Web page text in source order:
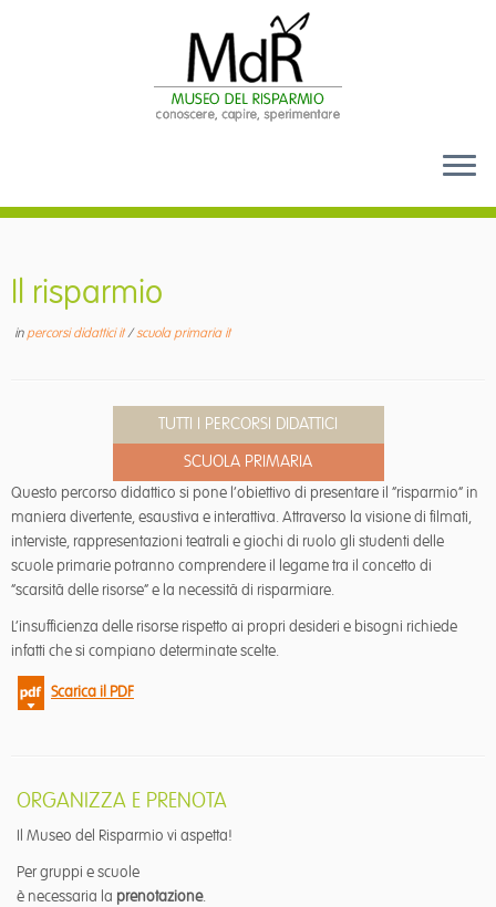
contenuto
Il risparmio
inpercorsi didattici it/scuola primaria it
TUTTI I PERCORSI DIDATTICI
SCUOLA PRIMARIA
Questo percorso didattico si pone l’obiettivo di presentare il “risparmio” in
maniera divertente, esaustiva e interattiva. Attraverso la visione di filmati,
interviste, rappresentazioni teatrali e giochi di ruolo gli studenti delle
scuole primarie potranno comprendere il legame tra il concetto di
“scarsità delle risorse” e la necessità di risparmiare.
L’insufficienza delle risorse rispetto ai propri desideri e bisogni richiede
infatti che si compiano determinate scelte.
Scarica il PDF
ORGANIZZA E PRENOTA
Il Museo del Risparmio vi aspetta!
Per gruppi e scuole
è necessaria la prenotazione.